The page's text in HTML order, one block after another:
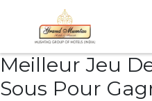
Meilleur Jeu
Sous Pour